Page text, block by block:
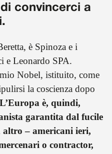
convincerci a
è Spinoza e i
e Leonardo SPA.
Nobel, istituito, come
la coscienza dopo
L’Europa è, quindi,
garantita dal fucile
– americani ieri,
o contractor,